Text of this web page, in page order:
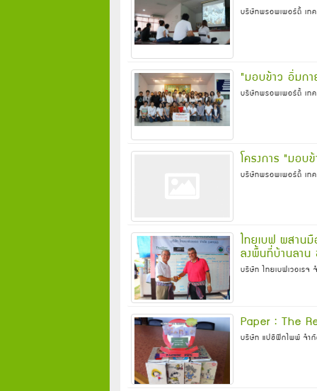
บริษัทพรอพเพอร์ตี้ เท
"มอบข้าว อิ่มก
บริษัทพรอพเพอร์ตี้ เท
โครงการ "มอ
บริษัทพรอพเพอร์ตี้ เท
ไทยเบฟ ผสาน
ลงพื้นที่บ้านลาน
บริษัท ไทยเบฟเวอเร
Paper : The
บริษัท แปซิฟิกไพพ์ จำ